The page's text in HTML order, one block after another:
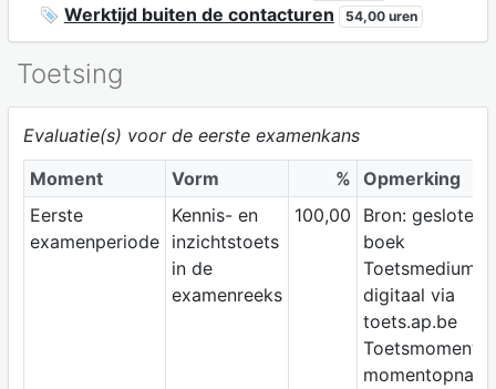
Werktijd buiten de contacturen 54,00 uren
Toetsing
Evaluatie(s) voor de eerste examenkans
Moment
Vorm % Opmerking
Eerste
examenperiode
Kennis- en
inzichtstoets
in de
examenreeks
100,00
Bron: gesloten
boek
Toetsmedium:
digitaal via
toets.ap.be
Toetsmoment: